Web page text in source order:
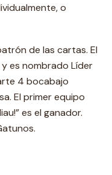
o
de las cartas. El
es nombrado Líder
4 bocabajo
El primer equipo
es el ganador.